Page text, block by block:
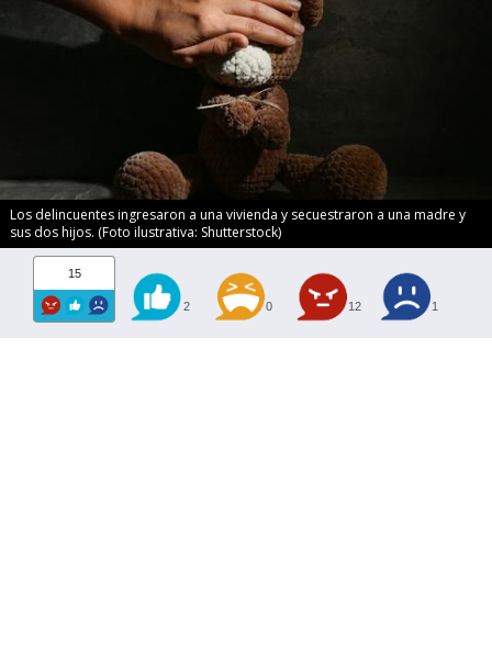
Los delincuentes ingresaron a una vivienda y secuestraron a una madre y
sus dos hijos. (Foto ilustrativa: Shutterstock)
15
2 0 12 1